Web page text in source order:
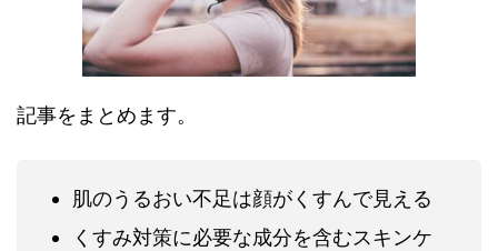
記事をまとめます。
肌のうるおい不足は顔がくすんで見える
くすみ対策に必要な成分を含むスキンケ